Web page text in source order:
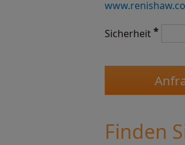
Sicherheit*
Finden